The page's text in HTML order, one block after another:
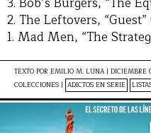
2. The Leftovers, “Guest”
1. Mad Men, “The
TEXTO POR EMILIO M. LUNA | DICIEMBRE
COLECCIONES | ADICTOS EN SERIE